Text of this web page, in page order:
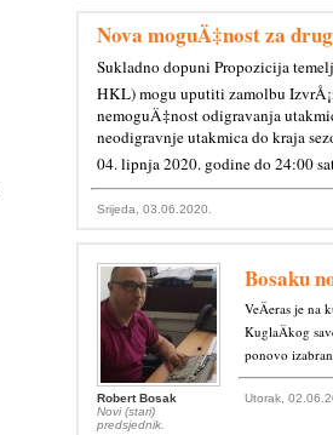
Nova moguÄ‡nost za
Sukladno dopuni Propozicija
HKL) mogu uputiti zamolbu
nemoguÄ‡nost odigravanja
neodigravnje utakmica do kraja
04. lipnja 2020. godine do 24:00
Srijeda, 03.06.2020.
Robert Bosak
Novi (stari)
predsjednik.
Bosaku
VeÄeras je
KuglaÄkog
ponovo
Utorak,